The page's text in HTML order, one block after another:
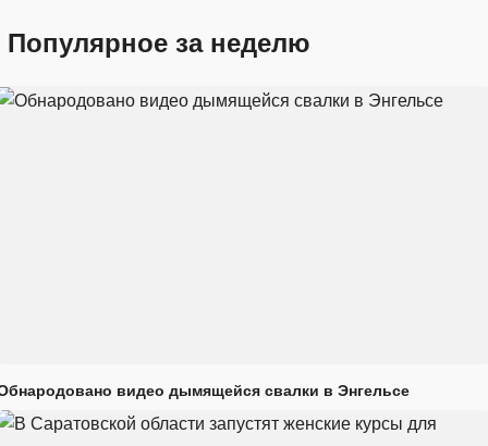
Популярное за неделю
видео дымящейся свалки в Энгельсе